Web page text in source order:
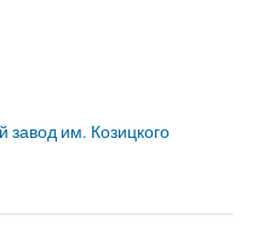
завод им. Козицкого